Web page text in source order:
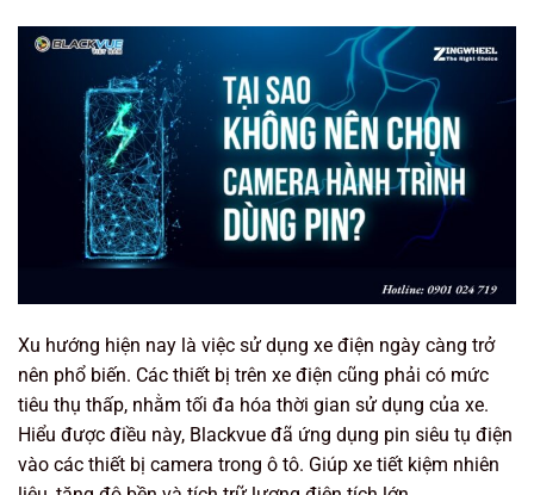
Xu hướng hiện nay là việc sử dụng xe điện ngày càng trở
nên phổ biến. Các thiết bị trên xe điện cũng phải có mức
tiêu thụ thấp, nhằm tối đa hóa thời gian sử dụng của xe.
Hiểu được điều này, Blackvue đã ứng dụng pin siêu tụ điện
vào các thiết bị camera trong ô tô. Giúp xe tiết kiệm nhiên